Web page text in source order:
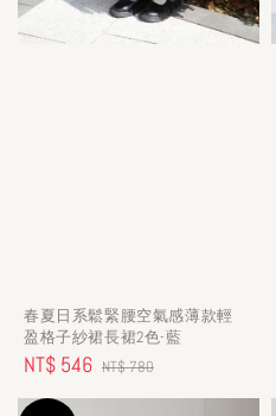
春夏日系鬆緊腰空氣感薄款輕
盈格子紗裙長裙2色-藍
Sale
price
NT$ 546 Regular
price
NT$ 780